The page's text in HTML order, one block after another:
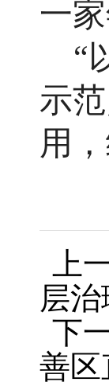
一
“
示
用
上
层
下
善区